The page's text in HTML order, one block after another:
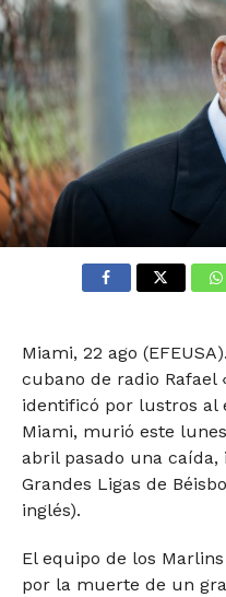
Miami, 22 ago
cubano de radio Rafael
identificó por lustros al
Miami, murió este
abril pasado una
Grandes Ligas de
inglés).
El equipo de los
por la muerte de un